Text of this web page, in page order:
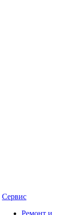
Сервис
Ремонт и